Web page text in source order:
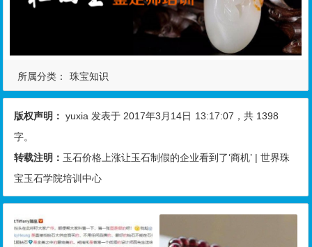
所属分类： 珠宝知识
版权声明： yuxia 发表于 2017年3月14日 13:17:07 ，共 1398
字。
转载注明： 玉石价格上涨让玉石制假的企业看到了‘商机’ | 世界珠
宝玉石学院培训中心